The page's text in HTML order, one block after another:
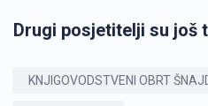
Drugi posjetitelji su još
KNJIGOVODSTVENI OBRT